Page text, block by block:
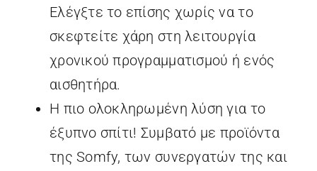
Ελέγξτε το επίσης χωρίς να το
σκεφτείτε χάρη στη λειτουργία
χρονικού προγραμματισμού ή ενός
αισθητήρα.
Η πιο ολοκληρωμένη λύση για το
έξυπνο σπίτι! Συμβατό με προϊόντα
της Somfy, των συνεργατών της και